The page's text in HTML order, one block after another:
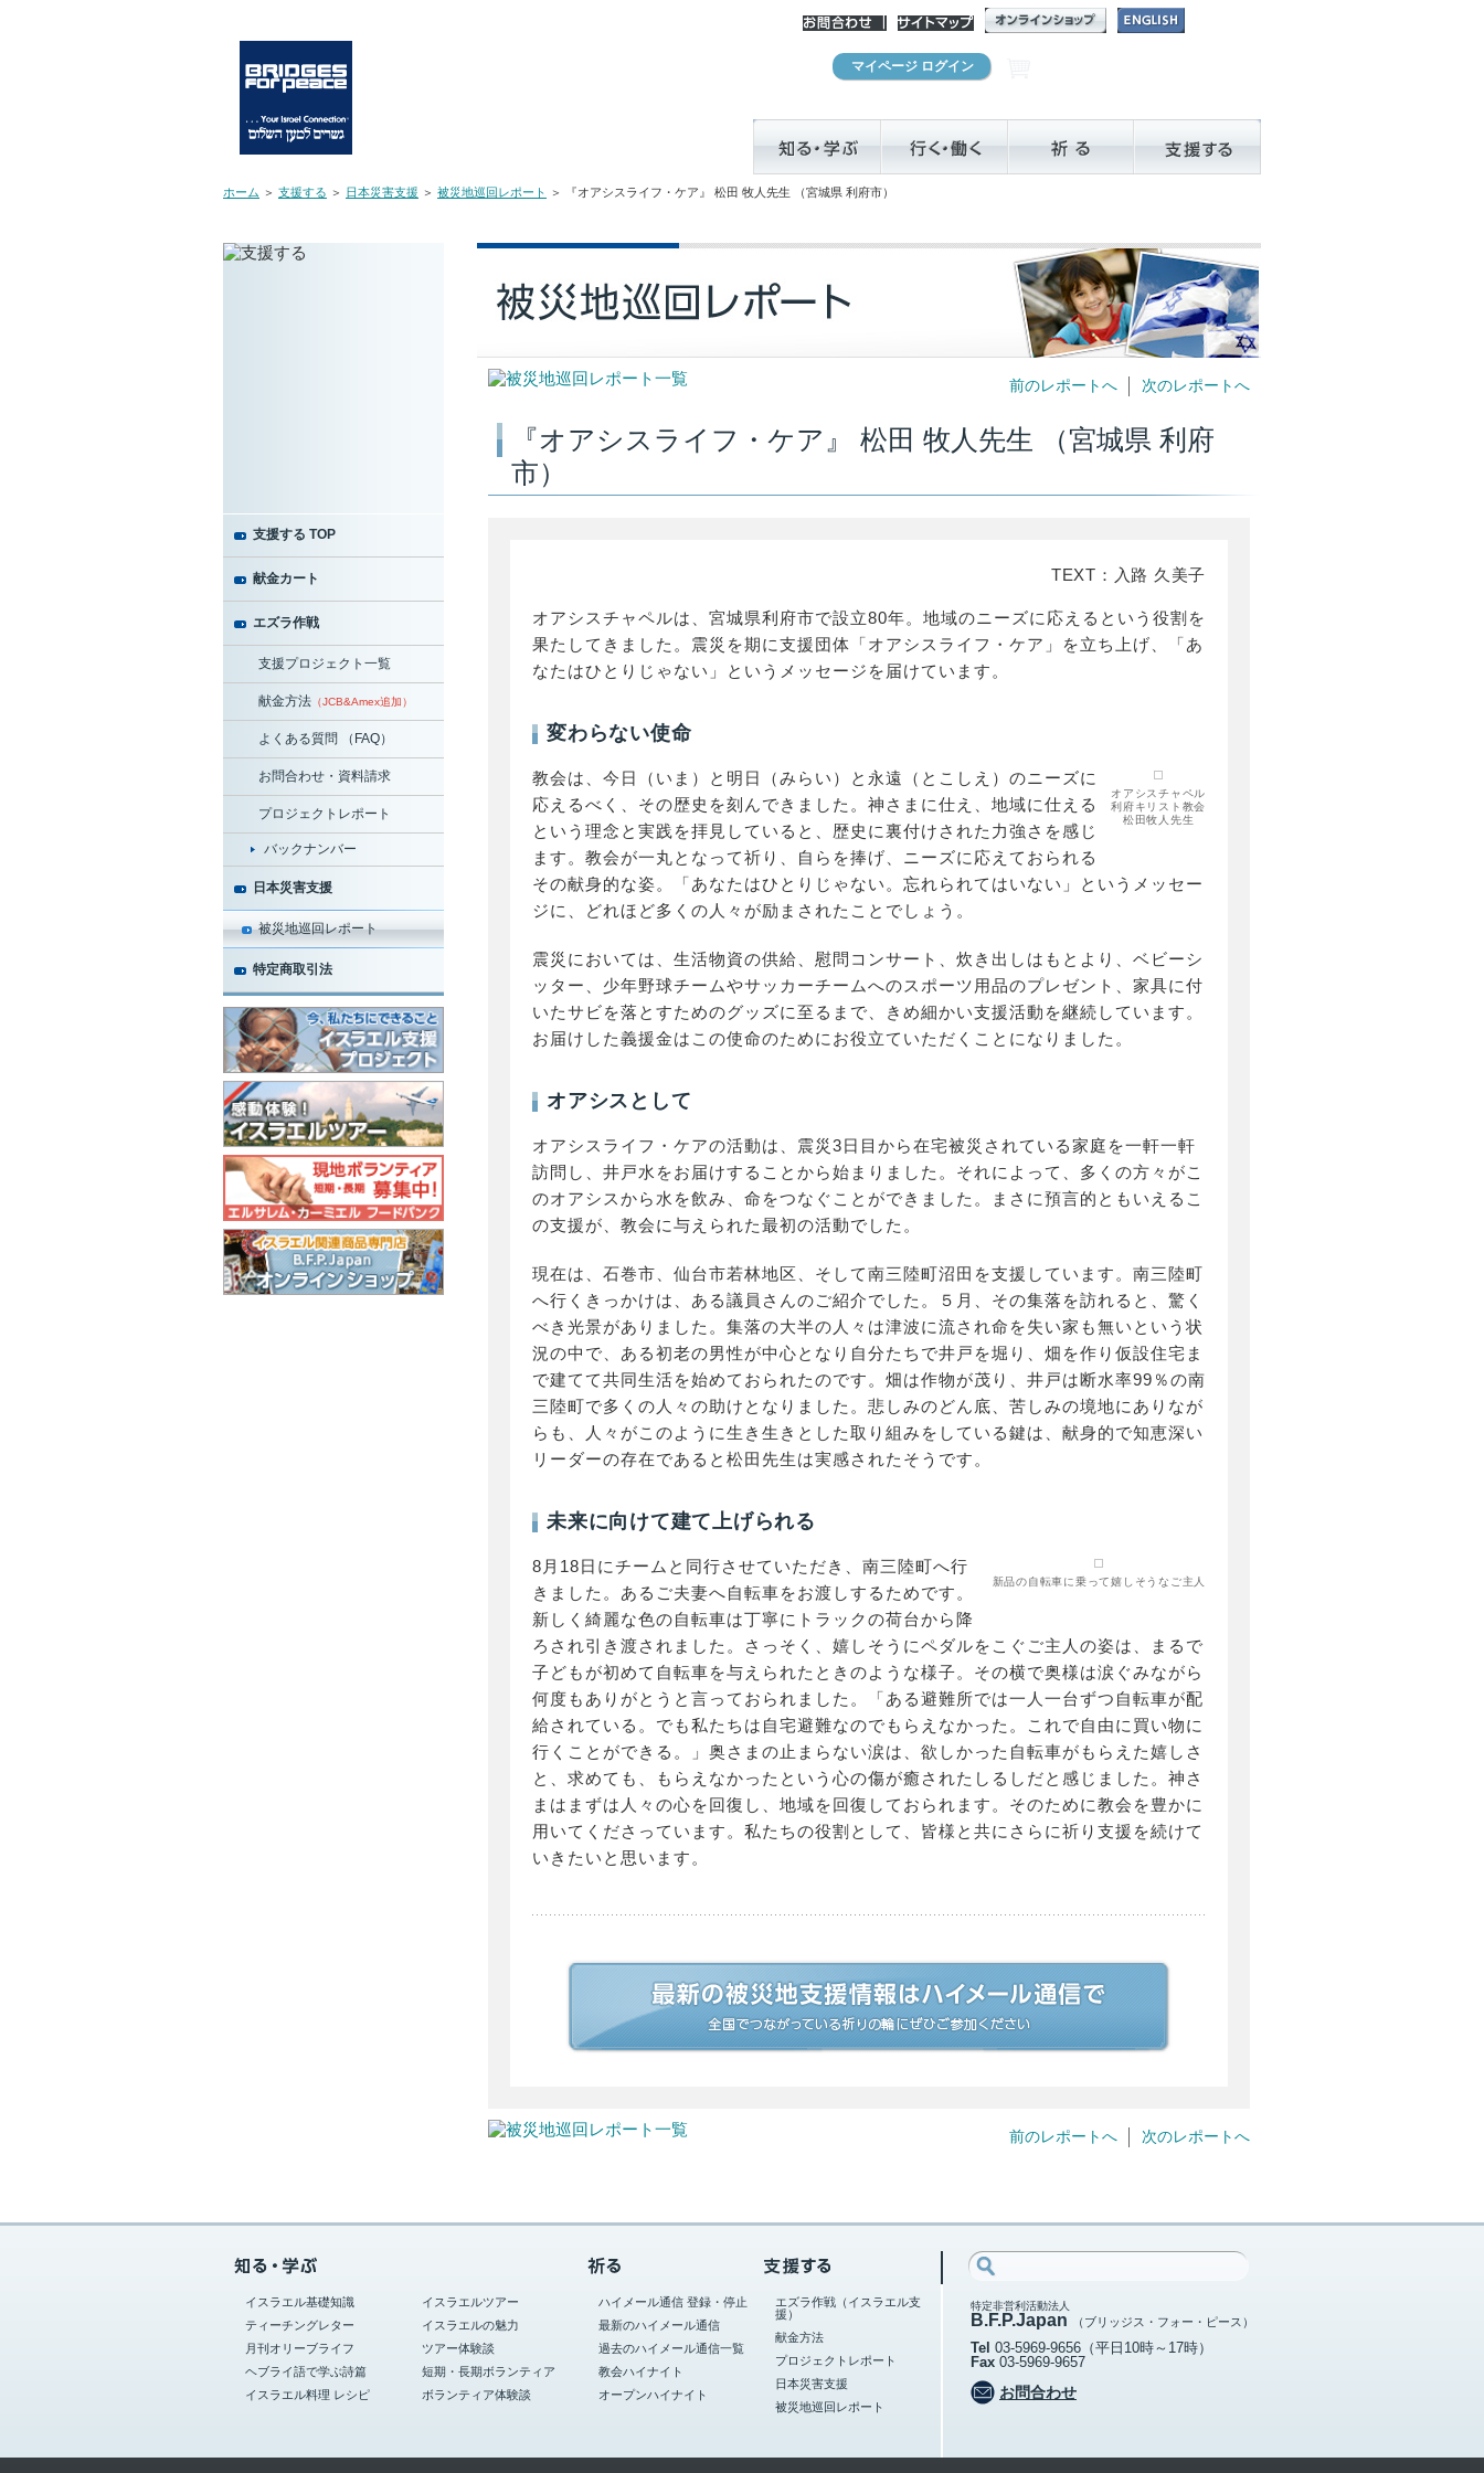
マイページ ログイン
ホーム ＞ 支援する ＞ 日本災害支援 ＞ 被災地巡回レポート ＞ 『オアシスライフ・ケア』 松田 牧人先生 （宮城県 利府市）
前のレポートへ 次のレポートへ
『オアシスライフ・ケア』 松田 牧人先生 （宮城県 利府
市）
TEXT：入路 久美子
オアシスチャペルは、宮城県利府市で設立80年。地域のニーズに応えるという役割を
果たしてきました。震災を期に支援団体「オアシスライフ・ケア」を立ち上げ、「あ
なたはひとりじゃない」というメッセージを届けています。
変わらない使命
オアシスチャペル
利府キリスト教会
松田牧人先生
教会は、今日（いま）と明日（みらい）と永遠（とこしえ）のニーズに
応えるべく、その歴史を刻んできました。神さまに仕え、地域に仕える
という理念と実践を拝見していると、歴史に裏付けされた力強さを感じ
ます。教会が一丸となって祈り、自らを捧げ、ニーズに応えておられる
その献身的な姿。「あなたはひとりじゃない。忘れられてはいない」というメッセー
ジに、どれほど多くの人々が励まされたことでしょう。
震災においては、生活物資の供給、慰問コンサート、炊き出しはもとより、ベビーシ
ッター、少年野球チームやサッカーチームへのスポーツ用品のプレゼント、家具に付
いたサビを落とすためのグッズに至るまで、きめ細かい支援活動を継続しています。
お届けした義援金はこの使命のためにお役立ていただくことになりました。
オアシスとして
オアシスライフ・ケアの活動は、震災3日目から在宅被災されている家庭を一軒一軒
訪問し、井戸水をお届けすることから始まりました。それによって、多くの方々がこ
のオアシスから水を飲み、命をつなぐことができました。まさに預言的ともいえるこ
の支援が、教会に与えられた最初の活動でした。
現在は、石巻市、仙台市若林地区、そして南三陸町沼田を支援しています。南三陸町
へ行くきっかけは、ある議員さんのご紹介でした。５月、その集落を訪れると、驚く
べき光景がありました。集落の大半の人々は津波に流され命を失い家も無いという状
況の中で、ある初老の男性が中心となり自分たちで井戸を堀り、畑を作り仮設住宅ま
で建てて共同生活を始めておられたのです。畑は作物が茂り、井戸は断水率99％の南
三陸町で多くの人々の助けとなりました。悲しみのどん底、苦しみの境地にありなが
らも、人々がこのように生き生きとした取り組みをしている鍵は、献身的で知恵深い
リーダーの存在であると松田先生は実感されたそうです。
未来に向けて建て上げられる
新品の自転車に乗って嬉しそうなご主人
8月18日にチームと同行させていただき、南三陸町へ行
きました。あるご夫妻へ自転車をお渡しするためです。
新しく綺麗な色の自転車は丁寧にトラックの荷台から降
ろされ引き渡されました。さっそく、嬉しそうにペダルをこぐご主人の姿は、まるで
子どもが初めて自転車を与えられたときのような様子。その横で奥様は涙ぐみながら
何度もありがとうと言っておられました。「ある避難所では一人一台ずつ自転車が配
給されている。でも私たちは自宅避難なのでもらえなかった。これで自由に買い物に
行くことができる。」奥さまの止まらない涙は、欲しかった自転車がもらえた嬉しさ
と、求めても、もらえなかったという心の傷が癒されたしるしだと感じました。神さ
まはまずは人々の心を回復し、地域を回復しておられます。そのために教会を豊かに
用いてくださっています。私たちの役割として、皆様と共にさらに祈り支援を続けて
いきたいと思います。
前のレポートへ 次のレポートへ
支援する TOP
献金カート
エズラ作戦
支援プロジェクト一覧
献金方法 （JCB&Amex追加）
よくある質問 （FAQ）
お問合わせ・資料請求
プロジェクトレポート
バックナンバー
日本災害支援
被災地巡回レポート
特定商取引法
イスラエル基礎知識
ティーチングレター
月刊オリーブライフ
ヘブライ語で学ぶ詩篇
イスラエル料理 レシピ
イスラエルツアー
イスラエルの魅力
ツアー体験談
短期・長期ボランティア
ボランティア体験談
ハイメール通信 登録・停止
最新のハイメール通信
過去のハイメール通信一覧
教会ハイナイト
オープンハイナイト
エズラ作戦（イスラエル支
援）
献金方法
プロジェクトレポート
日本災害支援
被災地巡回レポート
特定非営利活動法人
B.F.P.Japan （ブリッジス・フォー・ピース）
Tel 03-5969-9656 （平日10時～17時）
Fax 03-5969-9657
お問合わせ